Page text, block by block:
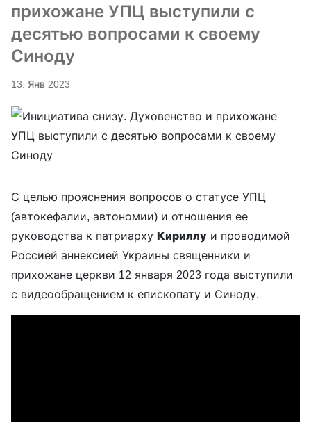
прихожане УПЦ выступили с
десятью вопросами к своему
Синоду
13. Янв 2023
С целью прояснения вопросов о статусе УПЦ
(автокефалии, автономии) и отношения ее
руководства к патриарху Кириллу и проводимой
Россией аннексией Украины священники и
прихожане церкви 12 января 2023 года выступили
с видеообращением к епископату и Синоду.